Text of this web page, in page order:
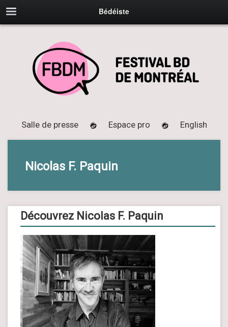
Bédéiste
Salle de presse Espace pro English
Nicolas F. Paquin
Découvrez Nicolas F. Paquin